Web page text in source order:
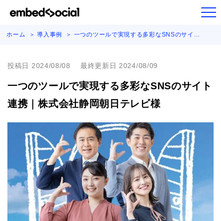
ホーム 導入事例 一つのツールで実現する多彩なSNSのサイ…
投稿日 2024/08/08 最終更新日 2024/08/09
一つのツールで実現する多彩なSNSのサイト
連携｜株式会社静岡朝日テレビ様